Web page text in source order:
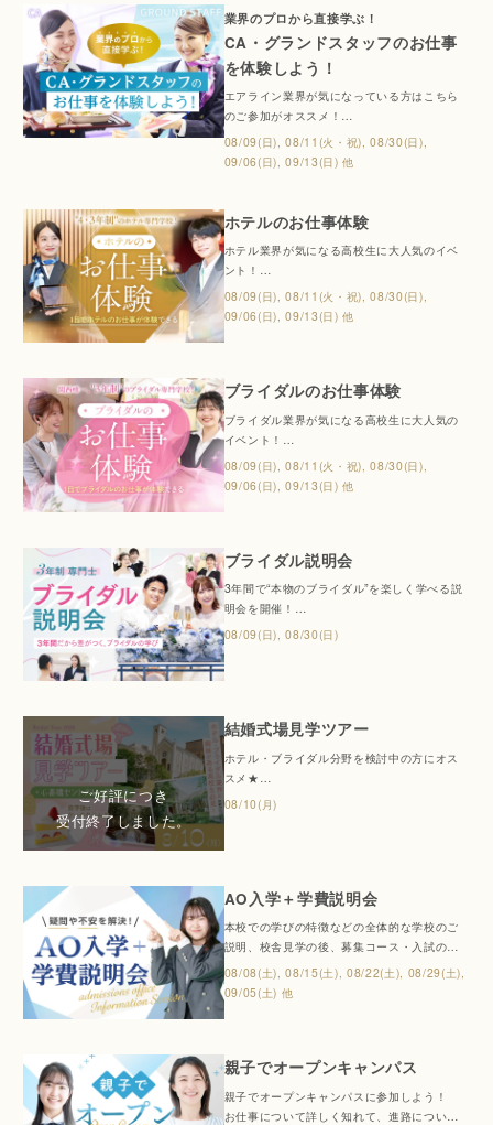
職に強い学校の「就職実績」もイベント内で
ご紹介！ 保護者様には、学費説明会や個別相
談会も同時開催！進学に関する疑問や不安も
その場で解消できます。ぜひお友達や保護者
の方と一緒にご参加ください。
業界のプロから直接学ぶ！
CA・グランドスタッフのお仕事
を体験しよう！
エアライン業界が気になっている方はこちら
のご参加がオススメ！
お仕事体験だけでなく「専門と大学の違いが
知れる」「面接のポイントやノウハウを聞け
個別進路相談も可能です。
08/09(日), 08/11(火・祝), 08/30(日),
09/06(日), 09/13(日) 他
ホテルのお仕事体験
ホテル業界が気になる高校生に大人気のイベ
ント！
人気のホテルのお仕事を体験できる特別な1日
♪
「人を喜ばせるのが好き」「接客サービスが
人にぴったり！お友だちと一緒の参加も大歓
迎です。
08/09(日), 08/11(火・祝), 08/30(日),
09/06(日), 09/13(日) 他
ブライダルのお仕事体験
ブライダル業界が気になる高校生に大人気の
イベント！
人気のブライダルのお仕事を体験できる特別
な1日♪
参加も大歓迎です。
08/09(日), 08/11(火・祝), 08/30(日),
09/06(日), 09/13(日) 他
ブライダル説明会
3年間で“本物のブライダル”を楽しく学べる説
明会を開催！
プロデュース・ドレススタイリスト・ヘアメ
イク・演出までトータルに学べる3年制コース
の魅力や、目指せる職種、授業カリキュラム
開催。ぜひお友達や保護者の方と一緒にご参
加ください。
08/09(日), 08/30(日)
結婚式場見学ツアー
ホテル・ブライダル分野を検討中の方にオス
スメ★
結婚式場を見学できる特別イベント！見学後
はケーキセットで贅沢なティータイムを満喫
高校生限定！定員に達しましたので受付を終
08/10(月)
AO入学＋学費説明会
本校での学びの特徴などの全体的な学校のご
説明、校舎見学の後、募集コース・入試の種
類・スケジュール・選考方法の説明や、作
文・面接のポイントなど、入試対策のための
アドバイスを行います。また、あなたが目指
はっきりしますよ。
話でご相談ください。
08/08(土), 08/15(土), 08/22(土), 08/29(土),
09/05(土) 他
親子でオープンキャンパス
親子でオープンキャンパスに参加しよう！
お仕事について詳しく知れて、進路について